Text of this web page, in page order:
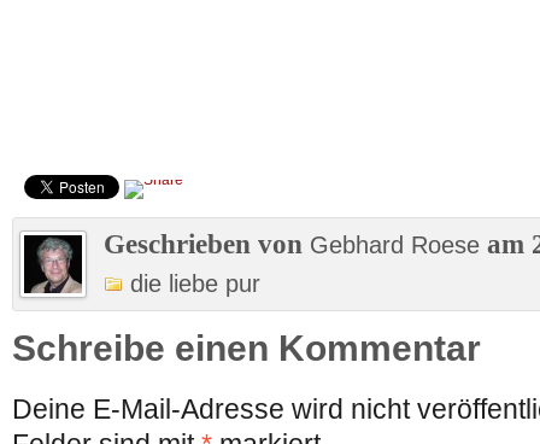
Geschrieben von Gebhard Roese am
die liebe pur
Schreibe einen Kommentar
Deine E-Mail-Adresse wird nicht